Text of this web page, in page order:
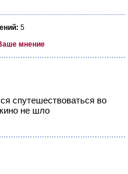
5
мнение
спутешествоваться во
не шло